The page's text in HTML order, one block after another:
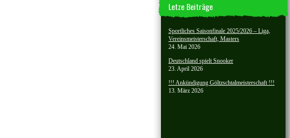
Letze Beiträge
Sportliches Saisonfinale 2025/2026 – Liga,
Vereinsmeisterschaft, Masters
24. Mai 2026
Deutschland spielt Snooker
23. April 2026
!!! Ankündigung Göltzschtalmeisterschaft !!!
13. März 2026